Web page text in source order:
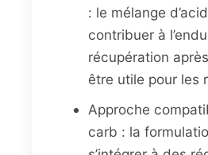
: le mélange
contribuer à
récupération
être utile pour les
Approche
carb : la